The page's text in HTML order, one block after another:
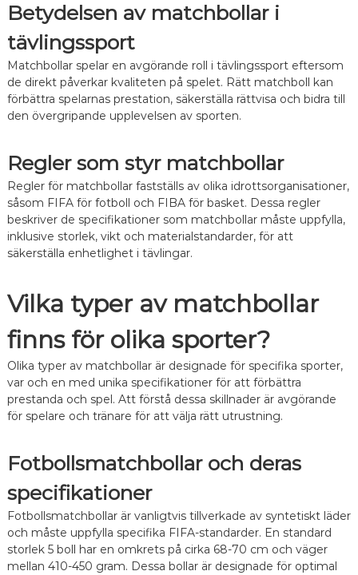
a
Betydelsen av matchbollar i
tävlingssport
Matchbollar spelar en avgörande roll i tävlingssport eftersom
de direkt påverkar kvaliteten på spelet. Rätt matchboll kan
förbättra spelarnas prestation, säkerställa rättvisa och bidra till
den övergripande upplevelsen av sporten.
Regler som styr matchbollar
Regler för matchbollar fastställs av olika idrottsorganisationer,
såsom FIFA för fotboll och FIBA för basket. Dessa regler
beskriver de specifikationer som matchbollar måste uppfylla,
inklusive storlek, vikt och materialstandarder, för att
säkerställa enhetlighet i tävlingar.
Vilka typer av matchbollar
finns för olika sporter?
Olika typer av matchbollar är designade för specifika sporter,
var och en med unika specifikationer för att förbättra
prestanda och spel. Att förstå dessa skillnader är avgörande
för spelare och tränare för att välja rätt utrustning.
Fotbollsmatchbollar och deras
specifikationer
Fotbollsmatchbollar är vanligtvis tillverkade av syntetiskt läder
och måste uppfylla specifika FIFA-standarder. En standard
storlek 5 boll har en omkrets på cirka 68-70 cm och väger
mellan 410-450 gram. Dessa bollar är designade för optimal